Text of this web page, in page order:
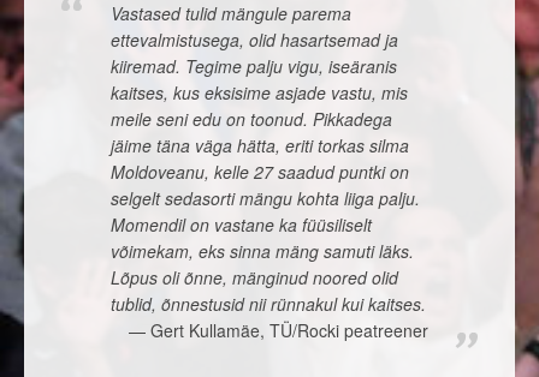
Vastased tulid mängule parema
ettevalmistusega, olid hasartsemad ja
kiiremad. Tegime palju vigu, iseäranis
kaitses, kus eksisime asjade vastu, mis
meile seni edu on toonud. Pikkadega
jäime täna väga hätta, eriti torkas silma
Moldoveanu, kelle 27 saadud puntki on
selgelt sedasorti mängu kohta liiga palju.
Momendil on vastane ka füüsiliselt
võimekam, eks sinna mäng samuti läks.
Lõpus oli õnne, mänginud noored olid
tublid, õnnestusid nii rünnakul kui kaitses.
Gert Kullamäe, TÜ/Rocki peatreener